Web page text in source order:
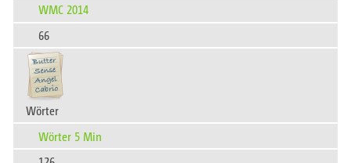
WMC 2014
66
Wörter
Wörter 5 Min